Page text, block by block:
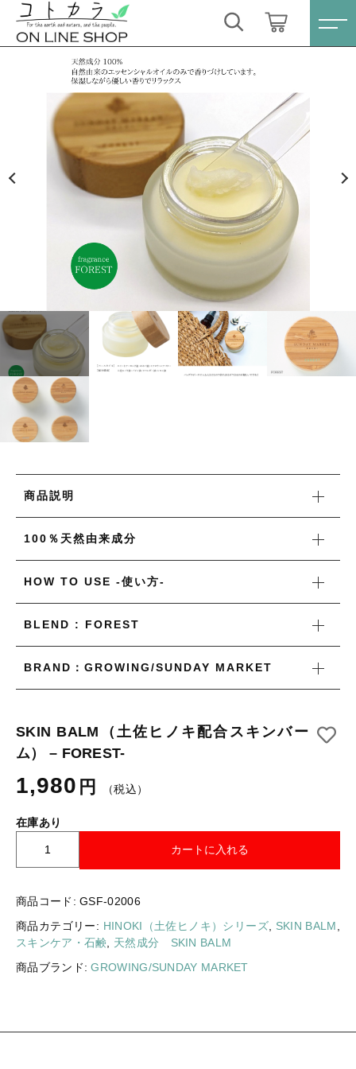
商品説明
100％天然由来成分
HOW TO USE -使い方-
BLEND : FOREST
BRAND：GROWING/SUNDAY MARKET
SKIN BALM（土佐ヒノキ配合スキンバー
ム） – FOREST-
1,980 円 （税込）
在庫あり
K
N
A
L
M
ヒ
カートに入れる
商品コード:GSF-02006
商品カテゴリー: HINOKI（土佐ヒノキ）シリーズ, SKIN BALM,
スキンケア・石鹸, 天然成分 SKIN BALM
商品ブランド:GROWING/SUNDAY MARKET
カートに商品を追加しました
SKIN BALM（土佐ヒノキ配合スキンバーム）
- FOREST-
数量
1,980円（税込）
ショッピングを続ける
カートを確認する
ログイン / 会員登録
お気に入り
スキンケア・石鹸
HINOKI（土佐ヒノキ）シリーズ
サステナブル歯ブラシ・歯磨き粉
洗剤・食器用石鹸
タオル/ハンカチ
国産［奥会津］かごバッグ
カトラリー/食器
ファッション
雑貨
ラリーキルト
キリム
新着商品
セール
コトカラについて
お知らせ
ブログ
ご利用ガイド
ログイン
すべて
スキンケア・石鹸
HINOKI（土佐ヒノキ）シリーズ
サステナブル歯ブラシ・歯磨き粉
洗剤・食器用石鹸
タオル/ハンカチ
国産［奥会津］かごバッグ
ギフトラッピング
キーワード検索
こだわり検索
親カテゴリ
価格帯
～
その他
在庫あり